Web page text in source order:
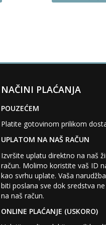
may
on
product
page
NAČINI PLAĆANJA
POUZEĆEM
Platite gotovinom prilikom
UPLATOM NA NAŠ RAČUN
Izvršite uplatu direktno na naš
račun. Molimo koristite vaš ID
kao svrhu uplate. Vaša
biti poslana sve dok sredstva
na naš račun.
ONLINE PLAĆANJE (USKORO)